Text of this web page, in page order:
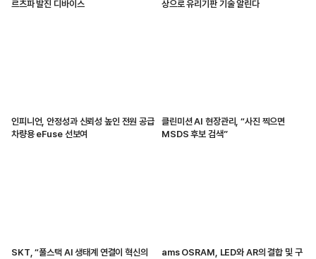
르츠파 발진 디바이스
상으로 유리기판 기술 알린다
인피니언, 안정성과 신뢰성 높인 전원 공급
차량용 eFuse 선보여
클린미션 AI 현장관리, “사진 찍으면
MSDS 후보 검색”
SKT, “풀스택 AI 생태계 연결이 혁신의
ams OSRAM, LED와 AR의 결합 및 구